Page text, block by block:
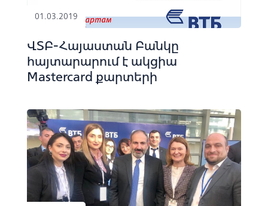
01.03.2019
ՎՏԲ-Հայաստան Բանկը
հայտարարում է ակցիա
Mastercard քարտերի